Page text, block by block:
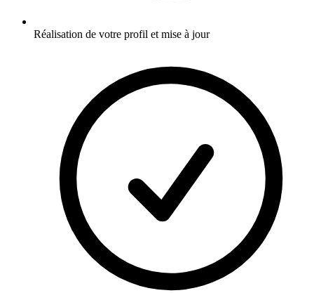
Réalisation de votre profil et mise à jour